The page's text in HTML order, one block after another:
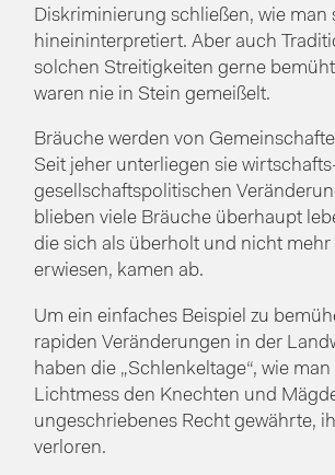
Diskriminierung schließen, wie man
hineininterpretiert. Aber auch
solchen Streitigkeiten gerne
waren nie in Stein gemeißelt.
Bräuche werden von
Seit jeher unterliegen sie
gesellschaftspolitischen
blieben viele Bräuche überhaupt
die sich als überholt und nicht mehr
erwiesen, kamen ab.
Um ein einfaches Beispiel zu
rapiden Veränderungen in der
haben die „Schlenkeltage“, wie man
Lichtmess den Knechten und
ungeschriebenes Recht gewährte,
verloren.